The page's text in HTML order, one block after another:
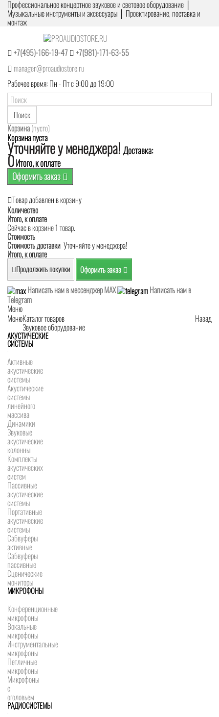
Профессиональное концертное звуковое и световое оборудование │
Музыкальные инструменты и аксессуары │ Проектирование, поставка и
монтаж
+7(495)-166-19-47
+7(981)-171-63-55
manager@proaudiostore.ru
Рабочее время: Пн - Пт с 9:00 до 19:00
Поиск
Корзина(пусто)
Корзина пуста
Уточняйте у менеджера! Доставка:
0Итого, к оплате
Оформить заказ
Товар добавлен в корзину
Количество
Итого, к оплате
Сейчас в корзине 1 товар.
Стоимость
Стоимость доставки Уточняйте у менеджера!
Итого, к оплате
Продолжить покупки Оформить заказ
Написать нам в мессенджер MAX
Написать нам в
Telegram
Меню
Меню
Назад
Каталог товаров
Звуковое оборудование
АКУСТИЧЕСКИЕ
СИСТЕМЫ
Активные
акустические
системы
Акустические
системы
линейного
массива
Динамики
Звуковые
акустические
колонны
Комплекты
акустических
систем
Пассивные
акустические
системы
Портативные
акустические
системы
Сабвуферы
активные
Сабвуферы
пассивные
Сценические
мониторы
МИКРОФОНЫ
Конференционные
микрофоны
Вокальные
микрофоны
Инструментальные
микрофоны
Петличные
микрофоны
Микрофоны
с
оголовьем
РАДИОСИСТЕМЫ